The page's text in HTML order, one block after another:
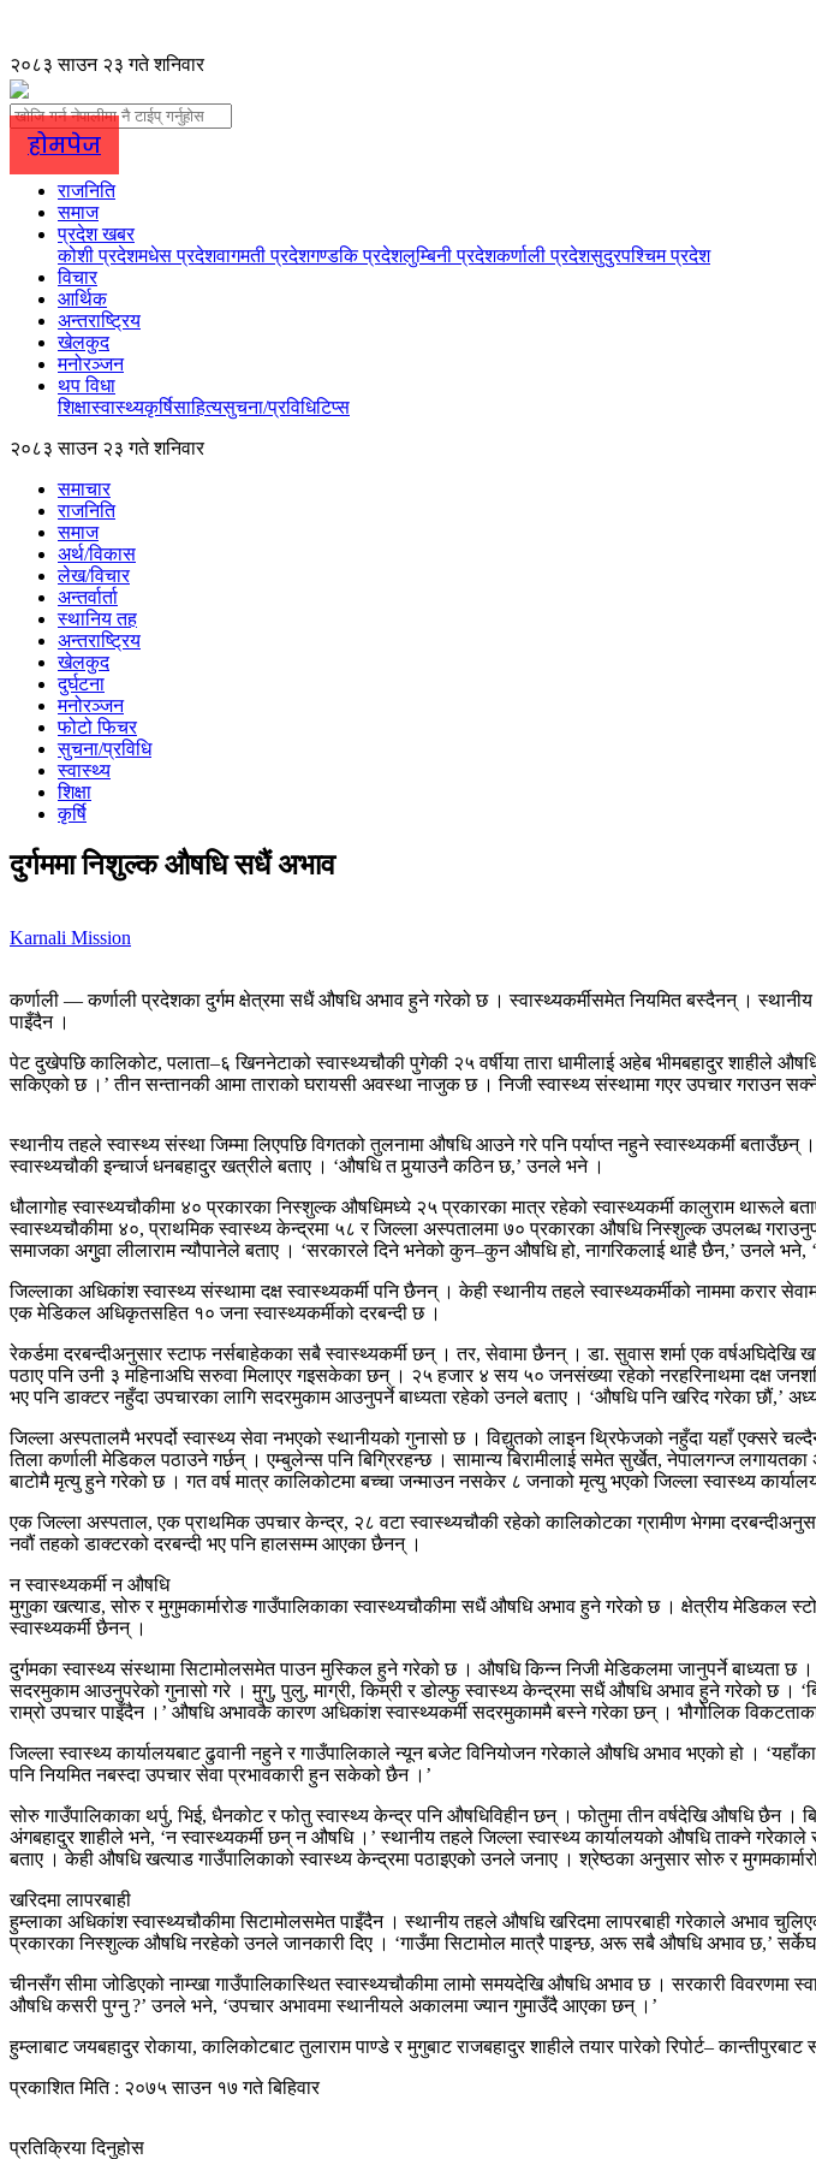
२०८३ साउन २३ गते शनिवार
होमपेज
राजनिति
समाज
प्रदेश खबर
कोशी प्रदेशमधेस प्रदेशवागमती प्रदेशगण्डकि प्रदेशलुम्बिनी प्रदेशकर्णाली प्रदेशसुदुरपश्चिम प्रदेश
विचार
आर्थिक
अन्तराष्ट्रिय
खेलकुद
मनोरञ्जन
थप विधा
शिक्षास्वास्थ्यकृर्षिसाहित्यसुचना/प्रविधिटिप्स
२०८३ साउन २३ गते शनिवार
समाचार
राजनिति
समाज
अर्थ/विकास
लेख/विचार
अन्तर्वार्ता
स्थानिय तह
अन्तराष्ट्रिय
खेलकुद
दुर्घटना
मनोरञ्जन
फोटो फिचर
सुचना/प्रविधि
स्वास्थ्य
शिक्षा
कृर्षि
दुर्गममा निशुल्क औषधि सधैं अभाव
Karnali Mission
कर्णाली — कर्णाली प्रदेशका दुर्गम क्षेत्रमा सधैं औषधि अभाव हुने गरेको छ । स्वास्थ्यकर्मीसमेत नियमित बस्दैनन् ।
पाइँदैन ।
पेट दुखेपछि कालिकोट, पलाता–६ खिननेटाको स्वास्थ्यचौकी पुगेकी २५ वर्षीया तारा धामीलाई अहेब भीमबहादुर शाहीले
सकिएको छ ।’ तीन सन्तानकी आमा ताराको घरायसी अवस्था नाजुक छ । निजी स्वास्थ्य संस्थामा गएर उपचार गराउन
स्थानीय तहले स्वास्थ्य संस्था जिम्मा लिएपछि विगतको तुलनामा औषधि आउने गरे पनि पर्याप्त नहुने स्वास्थ्यकर्मी
स्वास्थ्यचौकी इन्चार्ज धनबहादुर खत्रीले बताए । ‘औषधि त पुर्‍याउनै कठिन छ,’ उनले भने ।
धौलागोह स्वास्थ्यचौकीमा ४० प्रकारका निस्शुल्क औषधिमध्ये २५ प्रकारका मात्र रहेको स्वास्थ्यकर्मी कालुराम थारूले
स्वास्थ्यचौकीमा ४०, प्राथमिक स्वास्थ्य केन्द्रमा ५८ र जिल्ला अस्पतालमा ७० प्रकारका औषधि निस्शुल्क उपलब्ध
समाजका अगुुवा लीलाराम न्यौपानेले बताए । ‘सरकारले दिने भनेको कुन–कुन औषधि हो, नागरिकलाई थाहै छैन,’ उनले भने,
जिल्लाका अधिकांश स्वास्थ्य संस्थामा दक्ष स्वास्थ्यकर्मी पनि छैनन् । केही स्थानीय तहले स्वास्थ्यकर्मीको नाममा करार
एक मेडिकल अधिकृतसहित १० जना स्वास्थ्यकर्मीको दरबन्दी छ ।
रेकर्डमा दरबन्दीअनुसार स्टाफ नर्सबाहेकका सबै स्वास्थ्यकर्मी छन् । तर, सेवामा छैनन् । डा. सुवास शर्मा एक
पठाए पनि उनी ३ महिनाअघि सरुवा मिलाएर गइसकेका छन् । २५ हजार ४ सय ५० जनसंख्या रहेको नरहरिनाथमा दक्ष
भए पनि डाक्टर नहुँदा उपचारका लागि सदरमुकाम आउनुपर्ने बाध्यता रहेको उनले बताए । ‘औषधि पनि खरिद गरेका छौं,’
जिल्ला अस्पतालमै भरपर्दो स्वास्थ्य सेवा नभएको स्थानीयको गुनासो छ । विद्युतको लाइन थ्रिफेजको नहुँदा यहाँ एक्सरे
तिला कर्णाली मेडिकल पठाउने गर्छन् । एम्बुलेन्स पनि बिग्रिरहन्छ । सामान्य बिरामीलाई समेत सुर्खेत, नेपालगन्ज
बाटोमै मृत्यु हुने गरेको छ । गत वर्ष मात्र कालिकोटमा बच्चा जन्माउन नसकेर ८ जनाको मृत्यु भएको जिल्ला स्वास्थ्य
एक जिल्ला अस्पताल, एक प्राथमिक उपचार केन्द्र, २८ वटा स्वास्थ्यचौकी रहेको कालिकोटका ग्रामीण भेगमा
नवौं तहको डाक्टरको दरबन्दी भए पनि हालसम्म आएका छैनन् ।
न स्वास्थ्यकर्मी न औषधि
मुगुका खत्याड, सोरु र मुगुमकार्मारोङ गाउँपालिकाका स्वास्थ्यचौकीमा सधैं औषधि अभाव हुने गरेको छ । क्षेत्रीय मेडिकल
स्वास्थ्यकर्मी छैनन् ।
दुर्गमका स्वास्थ्य संस्थामा सिटामोलसमेत पाउन मुस्किल हुने गरेको छ । औषधि किन्न निजी मेडिकलमा जानुपर्ने बाध्यता छ
सदरमुकाम आउनुपरेको गुनासो गरे । मुगु, पुलु, माग्री, किम्री र डोल्फु स्वास्थ्य केन्द्रमा सधैं औषधि अभाव हुने गरेको छ ।
राम्रो उपचार पाइँदैन ।’ औषधि अभावकै कारण अधिकांश स्वास्थ्यकर्मी सदरमुकाममै बस्ने गरेका छन् । भौगोलिक
जिल्ला स्वास्थ्य कार्यालयबाट ढुवानी नहुने र गाउँपालिकाले न्यून बजेट विनियोजन गरेकाले औषधि अभाव भएको हो ।
पनि नियमित नबस्दा उपचार सेवा प्रभावकारी हुन सकेको छैन ।’
सोरु गाउँपालिकाका थर्पु, भिई, धैनकोट र फोतु स्वास्थ्य केन्द्र पनि औषधिविहीन छन् । फोतुमा तीन वर्षदेखि औषधि छैन ।
अंगबहादुर शाहीले भने, ‘न स्वास्थ्यकर्मी छन् न औषधि ।’ स्थानीय तहले जिल्ला स्वास्थ्य कार्यालयको औषधि ताक्ने
बताए । केही औषधि खत्याड गाउँपालिकाको स्वास्थ्य केन्द्रमा पठाइएको उनले जनाए । श्रेष्ठका अनुसार सोरु र
खरिदमा लापरबाही
हुम्लाका अधिकांश स्वास्थ्यचौकीमा सिटामोलसमेत पाइँदैन । स्थानीय तहले औषधि खरिदमा लापरबाही गरेकाले अभाव
प्रकारका निस्शुल्क औषधि नरहेको उनले जानकारी दिए । ‘गाउँमा सिटामोल मात्रै पाइन्छ, अरू सबै औषधि अभाव छ,’
चीनसँग सीमा जोडिएको नाम्खा गाउँपालिकास्थित स्वास्थ्यचौकीमा लामो समयदेखि औषधि अभाव छ । सरकारी विवरणमा
औषधि कसरी पुग्नु ?’ उनले भने, ‘उपचार अभावमा स्थानीयले अकालमा ज्यान गुमाउँदै आएका छन् ।’
हुम्लाबाट जयबहादुर रोकाया, कालिकोटबाट तुलाराम पाण्डे र मुगुबाट राजबहादुर शाहीले तयार पारेको रिपोर्ट– कान्तीपुरबाट
प्रकाशित मिति : २०७५ साउन १७ गते बिहिवार
प्रतिक्रिया दिनुहोस